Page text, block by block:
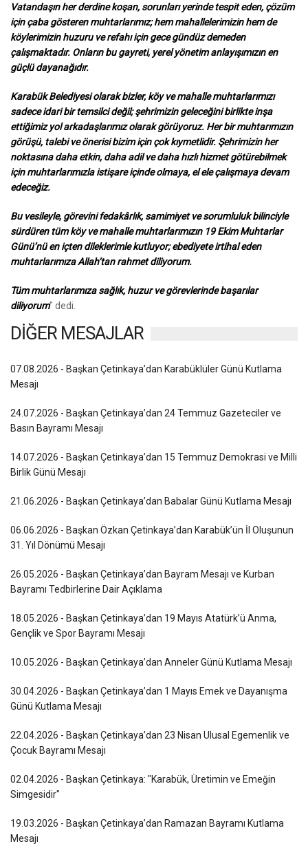
Vatandaşın her derdine koşan, sorunları yerinde tespit eden, çözüm
için çaba gösteren muhtarlarımız; hem mahallelerimizin hem de
köylerimizin huzuru ve refahı için gece gündüz demeden
çalışmaktadır. Onların bu gayreti, yerel yönetim anlayışımızın en
güçlü dayanağıdır.
Karabük Belediyesi olarak bizler, köy ve mahalle muhtarlarımızı
sadece idari bir temsilci değil; şehrimizin geleceğini birlikte inşa
ettiğimiz yol arkadaşlarımız olarak görüyoruz. Her bir muhtarımızın
görüşü, talebi ve önerisi bizim için çok kıymetlidir. Şehrimizin her
noktasına daha etkin, daha adil ve daha hızlı hizmet götürebilmek
için muhtarlarımızla istişare içinde olmaya, el ele çalışmaya devam
edeceğiz.
Bu vesileyle, görevini fedakârlık, samimiyet ve sorumluluk bilinciyle
sürdüren tüm köy ve mahalle muhtarlarımızın 19 Ekim Muhtarlar
Günü’nü en içten dileklerimle kutluyor; ebediyete irtihal eden
muhtarlarımıza Allah’tan rahmet diliyorum.
Tüm muhtarlarımıza sağlık, huzur ve görevlerinde başarılar
diliyorum" dedi.
DİĞER MESAJLAR
07.08.2026 - Başkan Çetinkaya’dan Karabüklüler Günü Kutlama
Mesajı
24.07.2026 - Başkan Çetinkaya’dan 24 Temmuz Gazeteciler ve
Basın Bayramı Mesajı
14.07.2026 - Başkan Çetinkaya’dan 15 Temmuz Demokrasi ve Milli
Birlik Günü Mesajı
21.06.2026 - Başkan Çetinkaya’dan Babalar Günü Kutlama Mesajı
06.06.2026 - Başkan Özkan Çetinkaya’dan Karabük’ün İl Oluşunun
31. Yıl Dönümü Mesajı
26.05.2026 - Başkan Çetinkaya’dan Bayram Mesajı ve Kurban
Bayramı Tedbirlerine Dair Açıklama
18.05.2026 - Başkan Çetinkaya’dan 19 Mayıs Atatürk’ü Anma,
Gençlik ve Spor Bayramı Mesajı
10.05.2026 - Başkan Çetinkaya’dan Anneler Günü Kutlama Mesajı
30.04.2026 - Başkan Çetinkaya’dan 1 Mayıs Emek ve Dayanışma
Günü Kutlama Mesajı
22.04.2026 - Başkan Çetinkaya’dan 23 Nisan Ulusal Egemenlik ve
Çocuk Bayramı Mesajı
02.04.2026 - Başkan Çetinkaya: "Karabük, Üretimin ve Emeğin
Simgesidir"
19.03.2026 - Başkan Çetinkaya’dan Ramazan Bayramı Kutlama
Mesajı